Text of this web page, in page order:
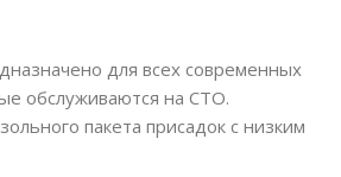
для всех современных
обслуживаются на СТО.
пакета присадок с низким